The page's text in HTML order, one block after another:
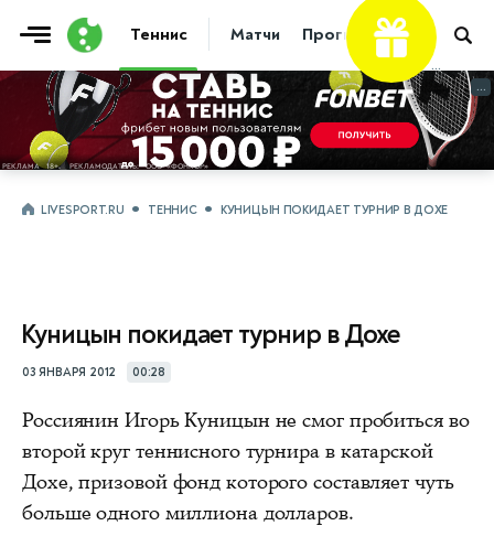
Теннис Матчи Прогнозы Новости
...
...
LIVESPORT.RU ТЕННИС КУНИЦЫН ПОКИДАЕТ ТУРНИР В ДОХЕ
Куницын покидает турнир в Дохе
03 ЯНВАРЯ 2012 00:28
Россиянин Игорь Куницын не смог пробиться во
второй круг теннисного турнира в катарской
Дохе, призовой фонд которого составляет чуть
больше одного миллиона долларов.